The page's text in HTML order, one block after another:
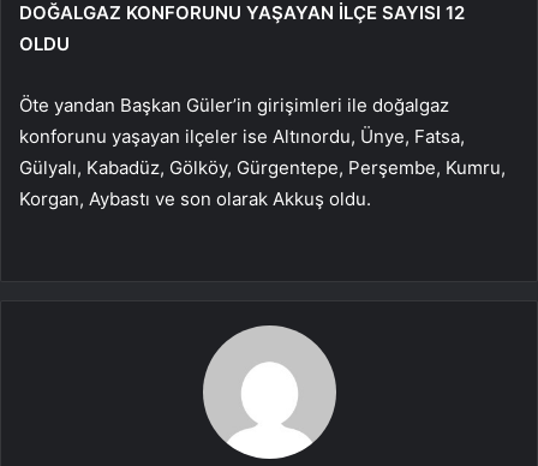
DOĞALGAZ KONFORUNU YAŞAYAN İLÇE SAYISI 12
OLDU
Öte yandan Başkan Güler’in girişimleri ile doğalgaz
konforunu yaşayan ilçeler ise Altınordu, Ünye, Fatsa,
Gülyalı, Kabadüz, Gölköy, Gürgentepe, Perşembe, Kumru,
Korgan, Aybastı ve son olarak Akkuş oldu.